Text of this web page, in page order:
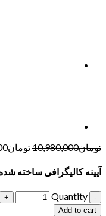
تومان10,980,000تومان
آیینه کالیگرافی ساخته
Quantity
Add to cart